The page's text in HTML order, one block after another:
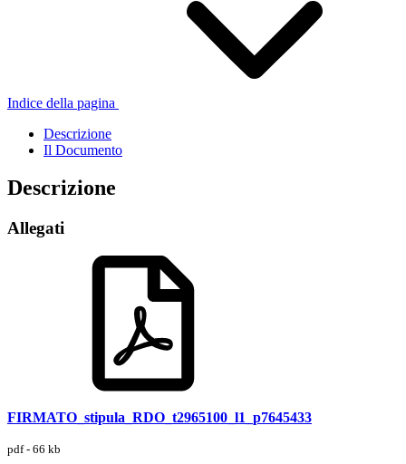
Indice della pagina
Descrizione
Il Documento
Descrizione
Allegati
FIRMATO_stipula_RDO_t2965100_l1_p7645433
pdf - 66 kb